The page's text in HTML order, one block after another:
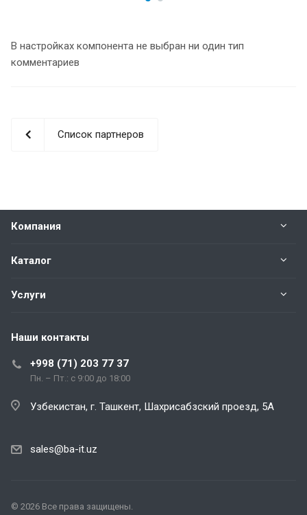
В настройках компонента не выбран ни один тип
комментариев
Список партнеров
Компания
Каталог
Услуги
Наши контакты
+998 (71) 203 77 37
Пн. – Пт.: с 9:00 до 18:00
Узбекистан, г. Ташкент, Шахрисабзский проезд, 5А
sales@ba-it.uz
© 2026 Все права защищены.